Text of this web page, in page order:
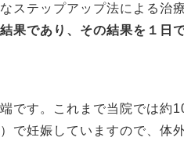
ステップアップ法による治
果であり、その結果を１日
です。これまで当院では約
で妊娠していますので、体